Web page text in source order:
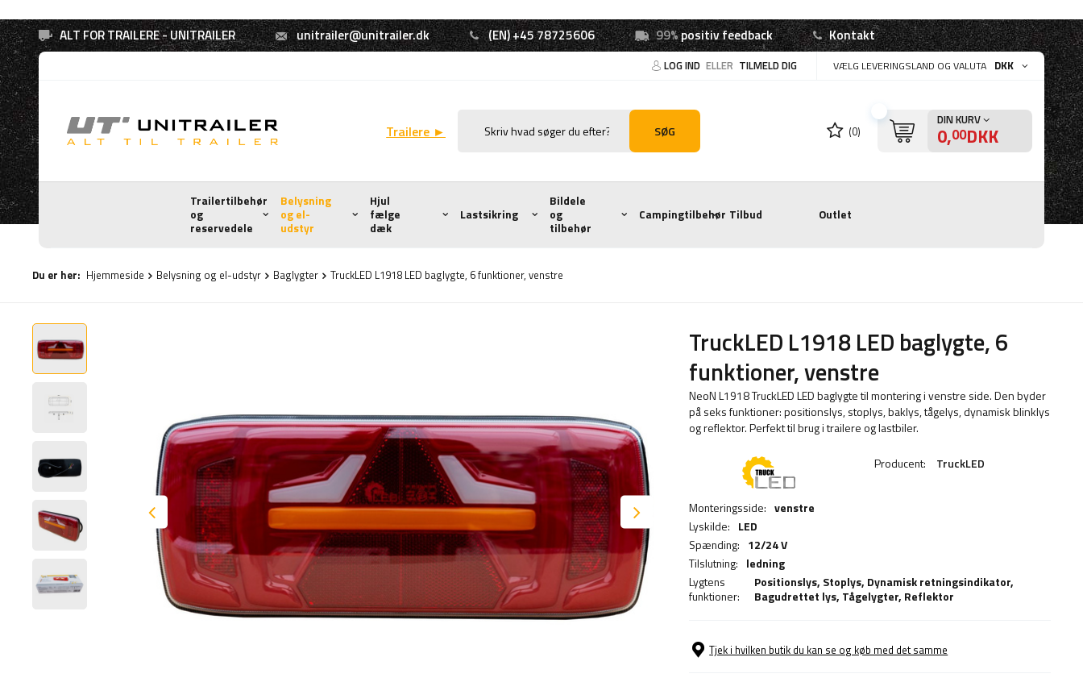
ALT FOR TRAILERE - UNITRAILER unitrailer@unitrailer.dk (EN) +45 78725606 99%positiv feedback Kontakt
LOG IND ELLER TILMELD DIG VÆLG LEVERINGSLAND OG VALUTA DKK
Trailere ► SØG (0)
DIN KURV
0,00DKK
Trailertilbehør
og
reservedele
Belysning
og el-
udstyr
Hjul
fælge
dæk
Lastsikring
Bildele
og
tilbehør
Campingtilbehør Tilbud Outlet
Du er her: Hjemmeside Belysning og el-udstyr Baglygter TruckLED L1918 LED baglygte, 6 funktioner, venstre
TruckLED L1918 LED baglygte, 6
funktioner, venstre
NeoN L1918 TruckLED LED baglygte til montering i venstre side. Den byder
på seks funktioner: positionslys, stoplys, baklys, tågelys, dynamisk blinklys
og reflektor. Perfekt til brug i trailere og lastbiler.
Producent: TruckLED
Monteringsside: venstre
Lyskilde: LED
Spænding: 12/24 V
Tilslutning: ledning
Lygtens
funktioner:
Positionslys, Stoplys, Dynamisk retningsindikator,
Bagudrettet lys, Tågelygter, Reflektor
Tjek i hvilken butik du kan se og køb med det samme